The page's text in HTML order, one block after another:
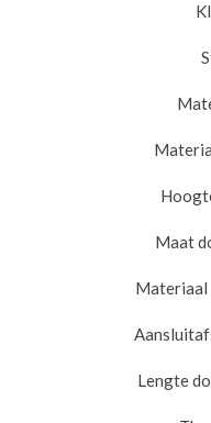
Maat
Materiaal
Lengte